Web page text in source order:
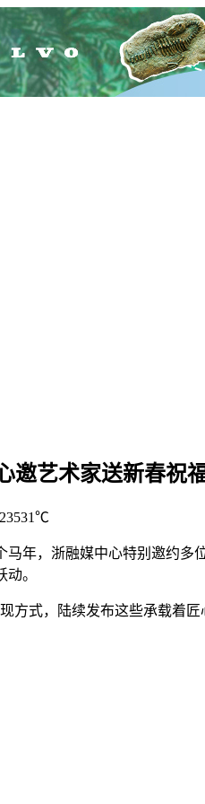
邀艺术家送新春
23531℃
年，浙融媒中心特别邀约多
。
方式，陆续发布这些承载着